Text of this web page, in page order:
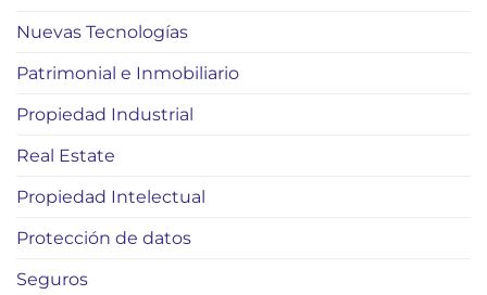
Nuevas Tecnologías
Patrimonial e Inmobiliario
Propiedad Industrial
Real Estate
Propiedad Intelectual
Protección de datos
Seguros